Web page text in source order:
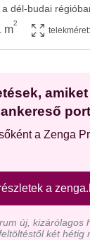
dél-budai
m
2
telekméret:
a Zenga
a
új,
két